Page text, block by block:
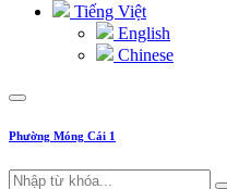
Tiếng Việt
English
Chinese
Phường Móng Cái 1